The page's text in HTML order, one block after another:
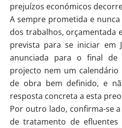
prejuízos económicos
A sempre prometida e
dos trabalhos, orçamentada
prevista para se iniciar em
anunciada para o final de
projecto nem um
de obra bem definido, e
resposta concreta a esta
Por outro lado, confirma-se
de tratamento de efluentes